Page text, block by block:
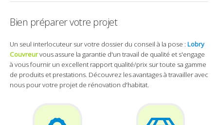
Bien préparer votre projet
Un seul interlocuteur sur votre dossier du conseil à la pose : Lobry
Couvreurvous assure la garantie d'un travail de qualité et s'engage
à vous fournir un excellent rapport qualité/prix sur toute sa gamme
de produits et prestations. Découvrez les avantages à travailler avec
nous pour votre projet de rénovation d'habitat.